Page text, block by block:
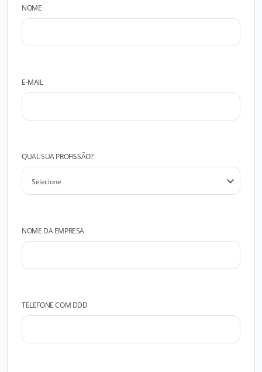
NOME
E-MAIL
QUAL SUA PROFISSÃO?
NOME DA EMPRESA
TELEFONE COM DDD